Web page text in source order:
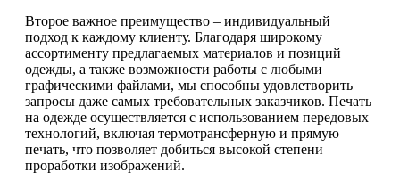
Второе важное преимущество – индивидуальный
подход к каждому клиенту. Благодаря широкому
ассортименту предлагаемых материалов и позиций
одежды, а также возможности работы с любыми
графическими файлами, мы способны удовлетворить
запросы даже самых требовательных заказчиков. Печать
на одежде осуществляется с использованием передовых
технологий, включая термотрансферную и прямую
печать, что позволяет добиться высокой степени
проработки изображений.